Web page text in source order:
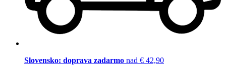
Slovensko: doprava zadarmo nad € 42,90